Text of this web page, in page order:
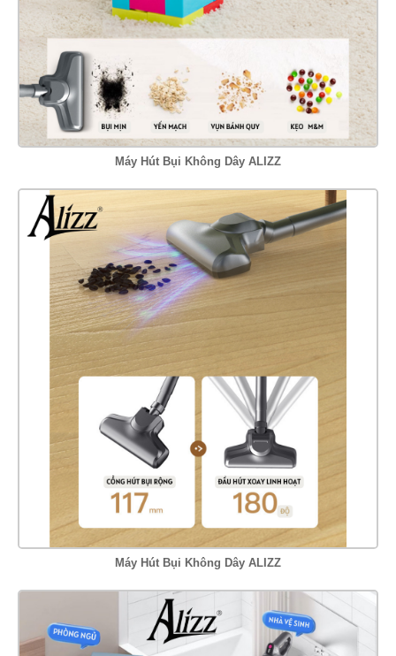
Máy Hút Bụi Không Dây ALIZZ
Máy Hút Bụi Không Dây ALIZZ